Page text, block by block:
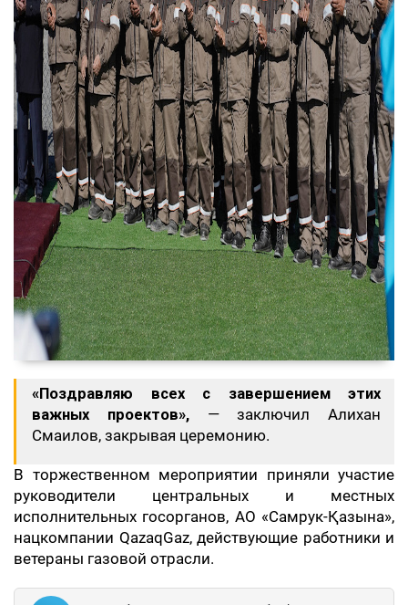
«Поздравляю всех с завершением этих
важных проектов»,— заключил Алихан
Смаилов, закрывая церемонию.
В торжественном мероприятии приняли участие
руководители центральных и местных
исполнительных госорганов, АО «Самрук-Қазына»,
нацкомпании QazaqGaz, действующие работники и
ветераны газовой отрасли.